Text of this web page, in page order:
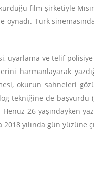
film şirketiyle
Türk
ve telif polisiye
harmanlayarak
okurun sahneleri
de başvurdu
26 yaşındayken
yılında gün yüzüne